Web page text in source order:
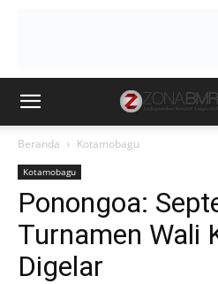
Beranda Kotamobagu
Kotamobagu
Ponongoa:
Turnamen Wali
Digelar